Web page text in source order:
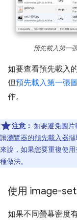
預先載入第一
如要查看預先載入
但預先載入第一張
作。
注意： 如要避免圖
讓瀏覽器的預先載入器擷
來說，如果您要重複使
種做法。
使用 image-
如果不同螢幕密度